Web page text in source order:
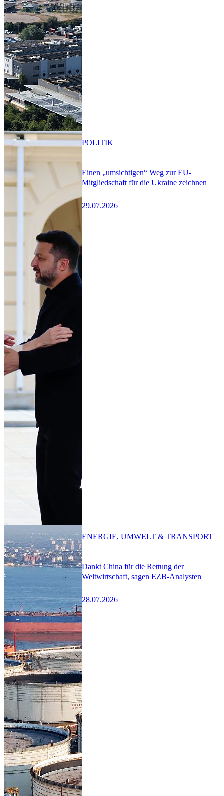
Einen „umsichtigen“ Weg zur EU-
Mitgliedschaft für die Ukraine zeichnen
29.07.2026
POLITIK
Dankt China für die Rettung der
Weltwirtschaft, sagen EZB-Analysten
28.07.2026
ENERGIE, UMWELT & TRANSPORT